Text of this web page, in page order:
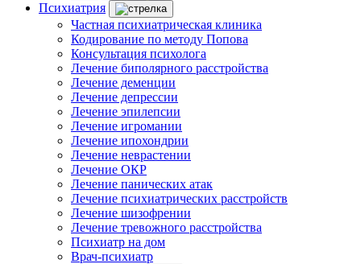
Психиатрия
Частная психиатрическая клиника
Кодирование по методу Попова
Консультация психолога
Лечение биполярного расстройства
Лечение деменции
Лечение депрессии
Лечение эпилепсии
Лечение игромании
Лечение ипохондрии
Лечение неврастении
Лечение ОКР
Лечение панических атак
Лечение психиатрических расстройств
Лечение шизофрении
Лечение тревожного расстройства
Психиатр на дом
Врач-психиатр